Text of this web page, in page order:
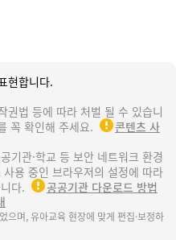
현합니다.
권법 등에 따라 처벌 될 수 있습니
꼭 확인해 주세요.
콘텐츠 사
기관·학교 등 보안 네트워크 환경
용 중인 브라우저의 설정에 따라
다.
공공기관 다운로드 방법
으며, 유아교육 현장에 맞게 편집·보정하